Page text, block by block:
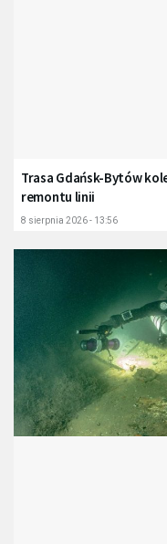
Trasa Gdańsk-Bytów
remontu linii
8 sierpnia 2026 - 13:56